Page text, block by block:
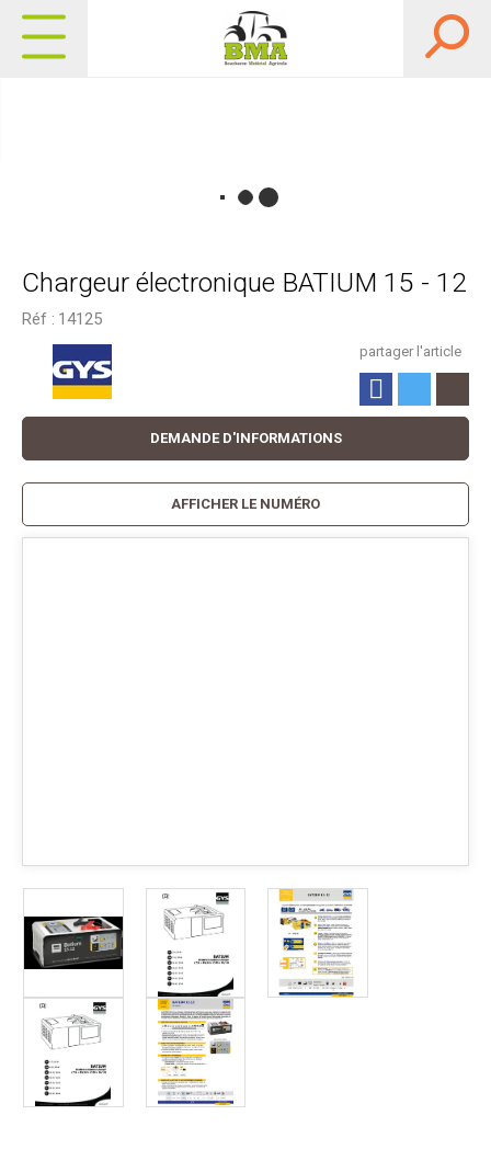
Chargeur électronique BATIUM 15 - 12
Réf : 14125
partager l'article
DEMANDE D'INFORMATIONS
AFFICHER LE NUMÉRO